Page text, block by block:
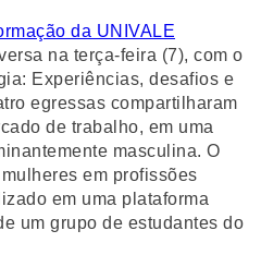
da UNIVALE
na terça-feira (7), com o
Experiências, desafios e
egressas compartilharam
de trabalho, em uma
masculina. O
em profissões
em uma plataforma
um grupo de estudantes do